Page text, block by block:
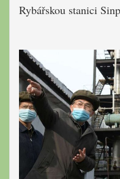
Rybářskou stanici